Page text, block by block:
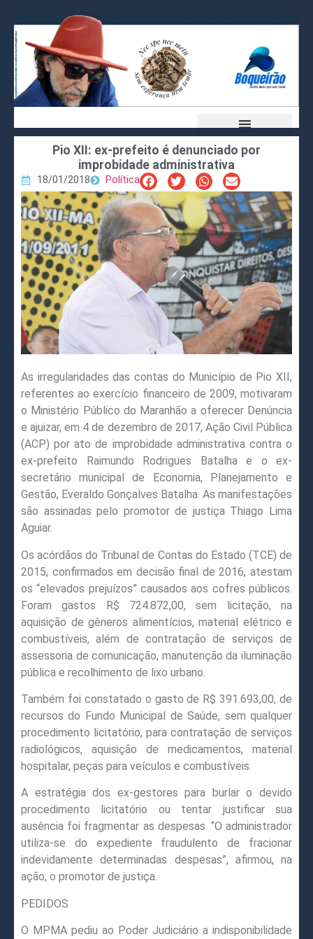
Pio XII: ex-prefeito é denunciado por
improbidade administrativa
18/01/2018 Política
As irregularidades das contas do Município de Pio XII,
referentes ao exercício financeiro de 2009, motivaram
o Ministério Público do Maranhão a oferecer Denúncia
e ajuizar, em 4 de dezembro de 2017, Ação Civil Pública
(ACP) por ato de improbidade administrativa contra o
ex-prefeito Raimundo Rodrigues Batalha e o ex-
secretário municipal de Economia, Planejamento e
Gestão, Everaldo Gonçalves Batalha. As manifestações
são assinadas pelo promotor de justiça Thiago Lima
Aguiar.
Os acórdãos do Tribunal de Contas do Estado (TCE) de
2015, confirmados em decisão final de 2016, atestam
os “elevados prejuízos” causados aos cofres públicos.
Foram gastos R$ 724.872,00, sem licitação, na
aquisição de gêneros alimentícios, material elétrico e
combustíveis, além de contratação de serviços de
assessoria de comunicação, manutenção da iluminação
pública e recolhimento de lixo urbano.
Também foi constatado o gasto de R$ 391.693,00, de
recursos do Fundo Municipal de Saúde, sem qualquer
procedimento licitatório, para contratação de serviços
radiológicos, aquisição de medicamentos, material
hospitalar, peças para veículos e combustíveis.
A estratégia dos ex-gestores para burlar o devido
procedimento licitatório ou tentar justificar sua
ausência foi fragmentar as despesas. “O administrador
utiliza-se do expediente fraudulento de fracionar
indevidamente determinadas despesas”, afirmou, na
ação, o promotor de justiça.
PEDIDOS
O MPMA pediu ao Poder Judiciário a indisponibilidade